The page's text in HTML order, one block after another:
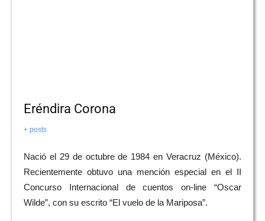
Eréndira Corona
+ posts
Nació el 29 de octubre de 1984 en Veracruz (México).
Recientemente obtuvo una mención especial en el II
Concurso Internacional de cuentos on-line “Oscar
Wilde”, con su escrito “El vuelo de la Mariposa”.